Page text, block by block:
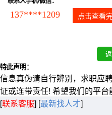
137****1209 点击查看
特此声明：
信息真伪请自行辨别，求职应
证或连带责任! 希望我们的平台
[联系客服] [最新找人才]